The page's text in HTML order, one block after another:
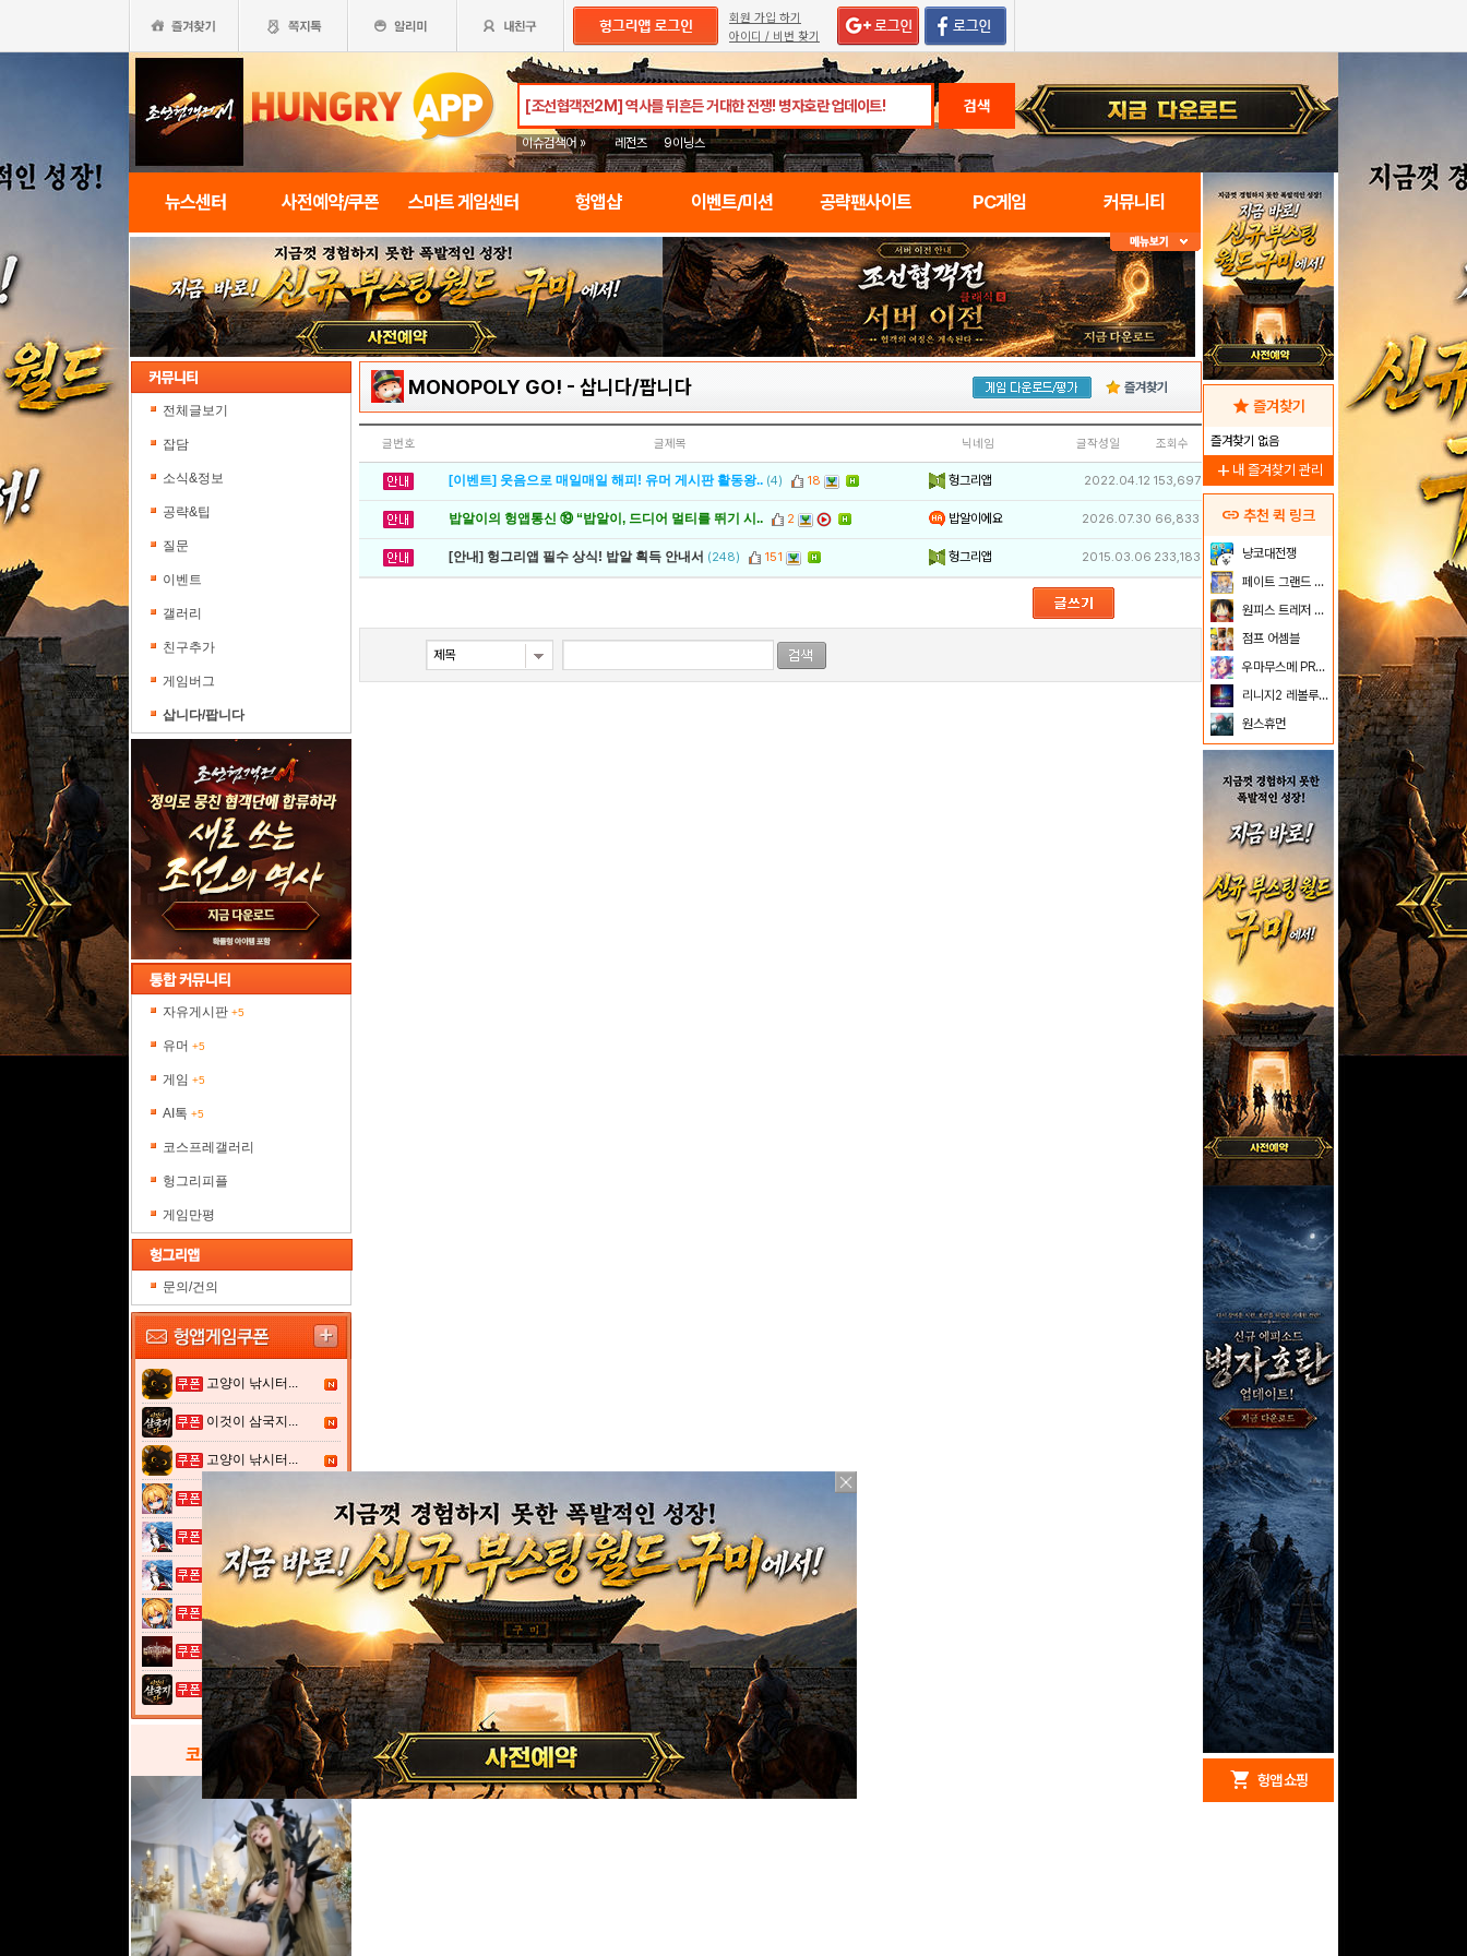
회원 가입 하기
아이디 / 비번 찾기
검색
이슈검색어 » 레전즈 9이닝스
뉴스센터 사전예약/쿠폰 스마트 게임센터 헝앱샵 이벤트/미션 공략팬사이트 PC게임 커뮤니티
전체글보기
잡담
소식&정보
공략&팁
질문
이벤트
갤러리
친구추가
게임버그
삽니다/팝니다
자유게시판 +5
유머 +5
게임 +5
AI톡 +5
코스프레갤러리
헝그리피플
게임만평
문의/건의
고양이 낚시터...
이것이 삼국지...
고양이 낚시터...
열혈강호: 넥...
이것이 삼국지...
코스프레 갤러리
MONOPOLY GO! - 삽니다/팝니다 즐겨찾기
글번호 글제목 닉네임 글작성일 조회수
[이벤트] 웃음으로 매일매일 해피! 유머 게시판 활동왕.. (4) 18 헝그리앱 2022.04.12 153,697
밥알이의 헝앱통신 ⑲ “밥알이, 드디어 멀티를 뛰기 시.. 2 밥알이에요 2026.07.30 66,833
[안내] 헝그리앱 필수 상식! 밥알 획득 안내서 (248) 151 헝그리앱 2015.03.06 233,183
star 즐겨찾기
즐겨찾기 없음
add 내 즐겨찾기 관리
link 추천 퀵 링크
냥코대전쟁
페이트 그랜드 오더
원피스 트레저 크루즈
점프 어셈블
우마무스메 PRETTY DERBY
리니지2 레볼루션
원스휴먼
shopping_cart 헝앱 쇼핑